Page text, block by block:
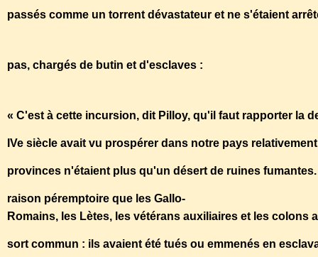
passés comme un torrent dévastateur et ne s'étaient
pas, chargés de butin et d'esclaves :
« C'est à cette incursion, dit Pilloy, qu'il faut rapporter la
IVe siècle avait vu prospérer dans notre pays
provinces n'étaient plus qu'un désert de ruines
raison péremptoire que les Gallo-
Romains, les Lètes, les vétérans auxiliaires et les colons
sort commun : ils avaient été tués ou emmenés en